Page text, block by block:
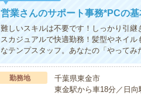
営業さんのサポート事務*PCの
難しいスキルは不要です！しっかり引
スカジュアルで快適勤務！髪型やネイ
なテンプスタッフ。あなたの「やってみ
勤務地
千葉県東金市
東金駅から車18分／日向